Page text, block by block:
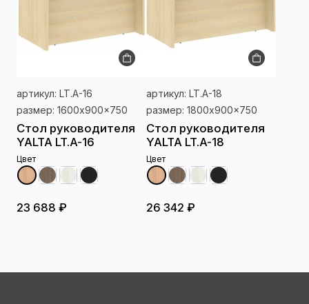
артикул: LT.A-16
размер: 1600x900x750
Стол руководителя
YALTA LT.A-16
Цвет
23 688 ₽
артикул: LT.A-18
размер: 1800x900x750
Стол руководителя
YALTA LT.A-18
Цвет
26 342 ₽